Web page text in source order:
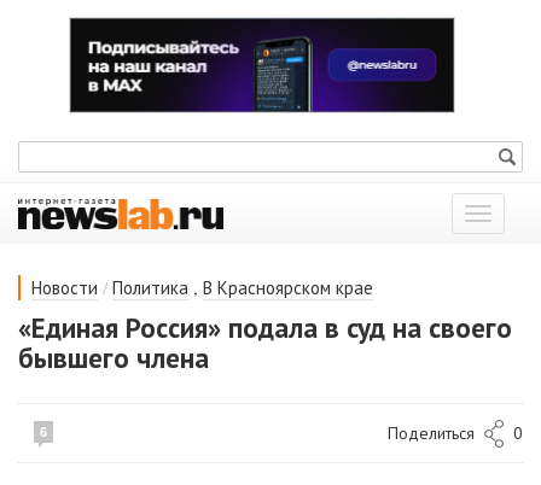
Показать
меню
Новости / Политика , В Красноярском крае
«Единая Россия» подала в суд на своего
бывшего члена
6 Поделиться 0